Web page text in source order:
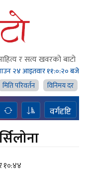
र सत्य खवरको बाटाे
२४ आइतवार११:०:२१ बजे
मिति परिवर्तन विनिमय दर
वर्गदृष्टि
१०:४४